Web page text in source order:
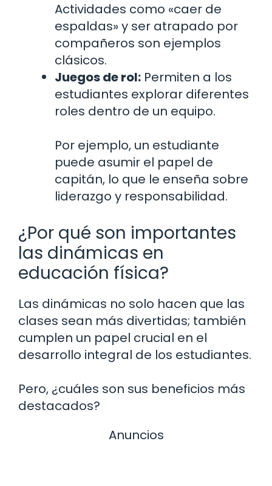
Actividades como «caer de
espaldas» y ser atrapado por
compañeros son ejemplos
clásicos.
Juegos de rol: Permiten a los
estudiantes explorar diferentes
roles dentro de un equipo.
Por ejemplo, un estudiante
puede asumir el papel de
capitán, lo que le enseña sobre
liderazgo y responsabilidad.
¿Por qué son importantes
las dinámicas en
educación física?
Las dinámicas no solo hacen que las
clases sean más divertidas; también
cumplen un papel crucial en el
desarrollo integral de los estudiantes.
Pero, ¿cuáles son sus beneficios más
destacados?
Anuncios